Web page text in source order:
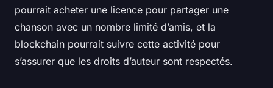
pourrait acheter une licence pour partager une
chanson avec un nombre limité d’amis, et la
blockchain pourrait suivre cette activité pour
s’assurer que les droits d’auteur sont respectés.